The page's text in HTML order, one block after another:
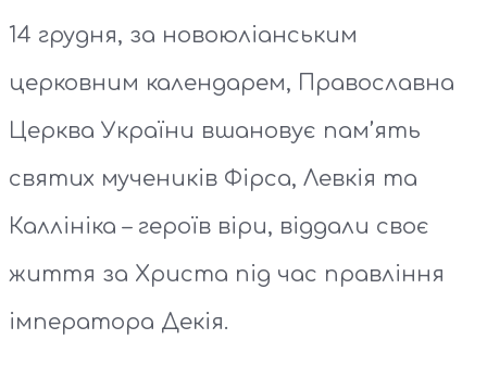
14 грудня, за новоюліанським
церковним календарем, Православна
Церква України вшановує пам’ять
святих мучеників Фірса, Левкія та
Каллініка – героїв віри, віддали своє
життя за Христа під час правління
імператора Декія.